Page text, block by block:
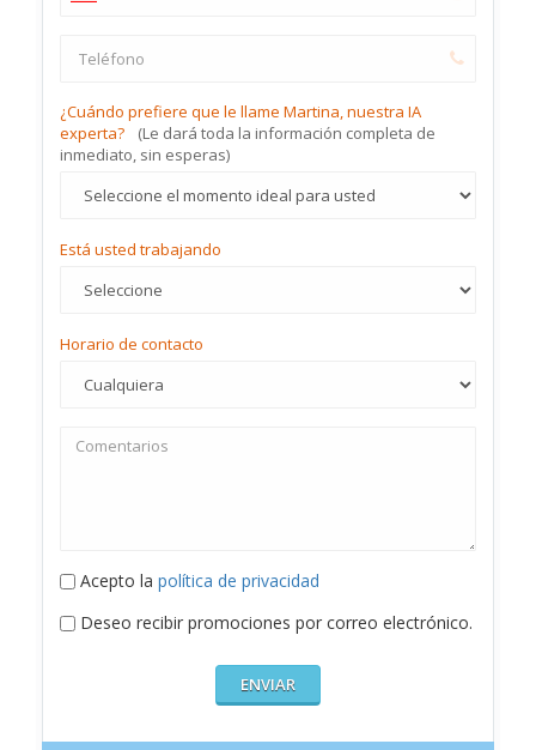
¿Cuándo prefiere que le llame Martina, nuestra IA
experta?
(Le dará toda la información completa de
inmediato, sin esperas)
Está usted trabajando
Horario de contacto
Acepto la política de privacidad
Deseo recibir promociones por correo electrónico.